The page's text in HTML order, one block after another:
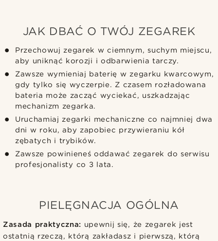
JAK DBAĆ O TWÓJ ZEGAREK
Przechowuj zegarek w ciemnym, suchym miejscu,
aby uniknąć korozji i odbarwienia tarczy.
Zawsze wymieniaj baterię w zegarku kwarcowym,
gdy tylko się wyczerpie. Z czasem rozładowana
bateria może zacząć wyciekać, uszkadzając
mechanizm zegarka.
Uruchamiaj zegarki mechaniczne co najmniej dwa
dni w roku, aby zapobiec przywieraniu kół
zębatych i trybików.
Zawsze powinieneś oddawać zegarek do serwisu
profesjonalisty co 3 lata.
PIELĘGNACJA OGÓLNA
Zasada praktyczna: upewnij się, że zegarek jest
ostatnią rzeczą, którą zakładasz i pierwszą, którą